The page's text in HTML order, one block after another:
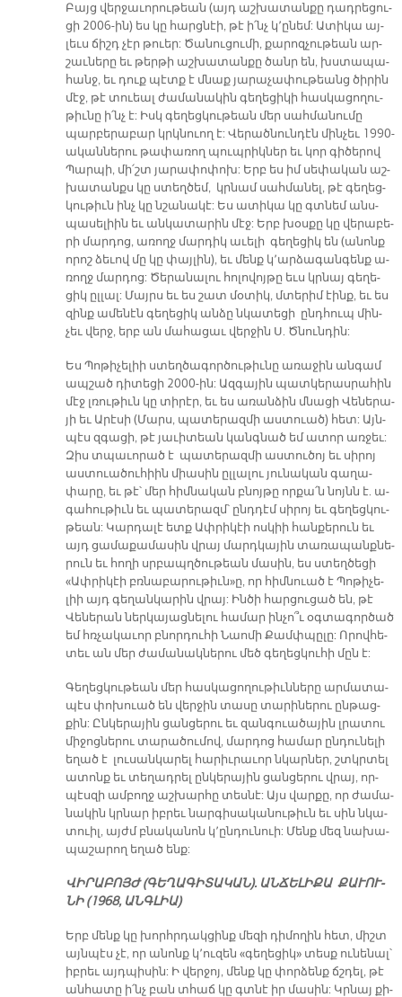
Բայց վեր­ջա­ւո­րու­թեան (այդ աշ­խա­տան­քը դադ­րե­ցու­
ցի 2006-ին) ես կը հարց­նէի, թէ ի՛նչ կ՚ը­նեմ: Ա­տի­կա այ­
լեւս ճիշդ չէր թուեր: Ծա­նու­ցու­մի, քա­րոզ­չու­թեան ար­
շաւ­նե­րը եւ թեր­թի աշ­խա­տան­քը ծանր են, խստա­պա­
հանջ, եւ դուք պէտք է մնաք յա­րա­չա­փու­թեանց ծի­րին
մէջ, թէ տուեալ ժա­մա­նա­կին գե­ղե­ցի­կի հաս­կա­ցո­ղու­
թիւ­նը ի՛նչ է: Իսկ գե­ղեց­կու­թեան մեր սահ­մա­նու­մը
պար­բե­րա­բար կրկնուող է: Վե­րած­նուն­դէն մին­չեւ 1990-
ա­կան­նե­րու թա­փա­ռող պուպ­րիկ­ներ եւ կոր գի­ծե­րով
Պար­պի, մի՛շտ յա­րա­փո­փոխ: Երբ ես իմ սե­փա­կան աշ­
խա­տանքս կը ստեղ­ծեմ, կրնամ սահ­մա­նել, թէ գե­ղեց­
կու­թիւն ինչ կը նշա­նա­կէ: Ես ա­տի­կա կը գտնեմ անս­
պա­սե­լիին եւ ան­կա­տա­րին մէջ: Երբ խօս­քը կը վե­րա­բե­
րի մար­դոց, ա­ռողջ մար­դիկ ա­ւե­լի գե­ղե­ցիկ են (ա­նոնք
ո­րոշ ձե­ւով մը կը փայ­լին), եւ մենք կ՚ար­ձա­գան­գենք ա­
ռողջ մար­դոց: Ծե­րա­նա­լու հո­լո­վոյ­թը եւս կրնայ գե­ղե­
ցիկ ըլ­լալ: Մայրս եւ ես շատ մօ­տիկ, մտե­րիմ էինք, եւ ես
զինք ա­մենէն գե­ղե­ցիկ ան­ձը նկա­տե­ցի ընդ­հուպ մին­
չեւ վերջ, երբ ան մա­հա­ցաւ վեր­ջին Ս. Ծնուն­դին:
Ես Պո­թի­չե­լիի ստեղ­ծա­գոր­ծու­թիւ­նը ա­ռա­ջին ան­գամ
ապ­շած դի­տե­ցի 2000-ին: Ազ­գա­յին պատ­կե­րաս­րա­հին
մէջ լռու­թիւն կը տիրէր, եւ ես ա­ռան­ձին մնա­ցի Վե­նե­րա­
յի եւ Ա­րէ­սի (Մարս, պա­տե­րազ­մի աս­տուած) հետ: Այն­
պէս զգա­ցի, թէ յա­ւի­տեան կանգ­նած եմ ա­տոր առ­ջեւ:
Զիս տպա­ւո­րած է պա­տե­րազ­մի աս­տու­ծոյ եւ սի­րոյ
աս­տուա­ծու­հիին միա­սին ըլ­լա­լու յու­նա­կան գա­ղա­
փա­րը, եւ թէ՝ մեր հիմ­նա­կան բնոյ­թը որ­քա՛ն նոյնն է. ա­
գա­հու­թիւն եւ պա­տե­րազմ՝ ընդ­դէմ սի­րոյ եւ գե­ղեց­կու­
թեան: Կար­դա­լէ ետք Ափ­րի­կէի ոս­կիի հան­քե­րուն եւ
այդ ցա­մա­քա­մա­սին վրայ մարդ­կա­յին տա­ռա­պանք­նե­
րուն եւ հո­ղի սրբապղ­ծու­թեան մա­սին, ես ստեղ­ծե­ցի
«Ափ­րի­կէի բռնա­բա­րու­թիւն»ը, որ հիմ­նուած է Պո­թի­չե­
լիի այդ գե­ղան­կա­րին վրայ: Ին­ծի հար­ցու­ցած են, թէ
Վե­նե­րան ներ­կա­յաց­նե­լու հա­մար ին­չո՞ւ օգ­տա­գոր­ծած
եմ հռչա­կա­ւոր բնոր­դու­հի Նաո­մի Քամփ­պը­լը: Ո­րով­հե­
տեւ ան մեր ժա­մա­նա­կներու մեծ գե­ղեց­կու­հի մըն է:
Գե­ղեց­կու­թեան մեր հաս­կա­ցո­ղու­թիւն­նե­րը ար­մա­տա­
պէս փո­խուած են վեր­ջին տասը տա­րի­նե­րու ըն­թաց­
քին: Ըն­կե­րա­յին ցան­ցե­րու եւ զան­գուա­ծա­յին լրա­տու
մի­ջոց­նե­րու տա­րա­ծու­մով, մար­դոց հա­մար ըն­դու­նե­լի
ե­ղած է լու­սան­կա­րել հա­րիւ­րա­ւոր նկար­ներ, շտկրտել
ա­տոնք եւ տե­ղադ­րել ըն­կե­րա­յին ցան­ցե­րու վրայ, որ­
պէս­զի ամ­բողջ աշ­խար­հը տես­նէ: Այս վար­քը, որ ժա­մա­
նա­կին կրնար իբ­րեւ նար­գի­սա­կա­նու­թիւն եւ սին նկա­
տուիլ, այժմ բնա­կա­նոն կ՚ըն­դու­նուի: Մենք մեզ նա­խա­
պա­շա­րող ե­ղած ենք:
ՎԻ­ՐԱ­ԲՈՅԺ (ԳԵ­ՂԱ­ԳԻ­ՏԱ­ԿԱՆ). ԱՆ­ՃԵ­ԼԻ­ՔԱ ՔԱ­ՒՈՒ­
ՆԻ (1968, ԱՆԳ­ԼԻԱ)
Երբ մենք կը խորհր­դակ­ցինք մե­զի դի­մո­ղին հետ, միշտ
այն­պէս չէ, որ ա­նոնք կ՚ու­զեն «գե­ղե­ցիկ» տեսք ու­նե­նալ՝
իբ­րեւ այդ­պի­սին: Ի վեր­ջոյ, մենք կը փոր­ձենք ճշդել, թէ
ան­հա­տը ի՛նչ բան տհաճ կը գտնէ իր մա­սին: Կրնայ քի­